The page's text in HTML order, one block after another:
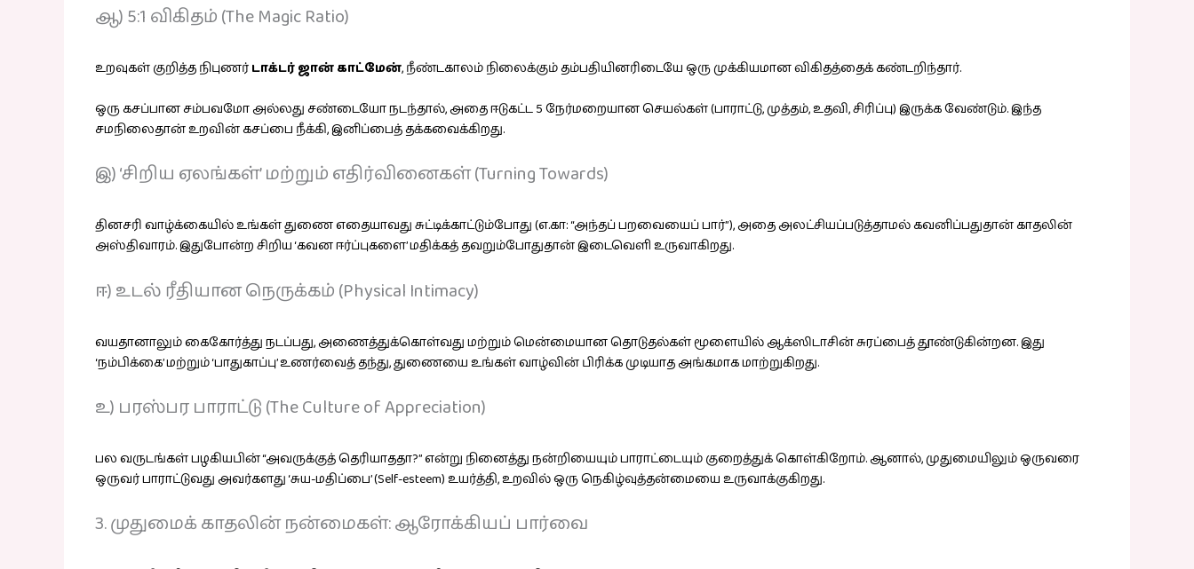
ஆ) 5:1 விகிதம் (The Magic Ratio)
உறவுகள் குறித்த நிபுணர்டாக்டர் ஜான் காட்மேன், நீண்டகாலம் நிலைக்கும் தம்பதியினரிடையே ஒரு முக்கியமான விகிதத்தைக் கண்டறிந்தார்.
ஒரு கசப்பான சம்பவமோ அல்லது சண்டையோ நடந்தால், அதை ஈடுகட்ட 5 நேர்மறையான செயல்கள் (பாராட்டு, முத்தம், உதவி, சிரிப்பு) இருக்க வேண்டும். இந்த
சமநிலைதான் உறவின் கசப்பை நீக்கி, இனிப்பைத் தக்கவைக்கிறது.
இ) ‘சிறிய ஏலங்கள்’ மற்றும் எதிர்வினைகள் (Turning Towards)
தினசரி வாழ்க்கையில் உங்கள் துணை எதையாவது சுட்டிக்காட்டும்போது (எ.கா: “அந்தப் பறவையைப் பார்”), அதை அலட்சியப்படுத்தாமல் கவனிப்பதுதான் காதலின்
அஸ்திவாரம். இதுபோன்ற சிறிய ‘கவன ஈர்ப்புகளை’ மதிக்கத் தவறும்போதுதான் இடைவெளி உருவாகிறது.
ஈ) உடல் ரீதியான நெருக்கம் (Physical Intimacy)
வயதானாலும் கைகோர்த்து நடப்பது, அணைத்துக்கொள்வது மற்றும் மென்மையான தொடுதல்கள் மூளையில் ஆக்ஸிடாசின் சுரப்பைத் தூண்டுகின்றன. இது
‘நம்பிக்கை’ மற்றும் ‘பாதுகாப்பு’ உணர்வைத் தந்து, துணையை உங்கள் வாழ்வின் பிரிக்க முடியாத அங்கமாக மாற்றுகிறது.
உ) பரஸ்பர பாராட்டு (The Culture of Appreciation)
பல வருடங்கள் பழகியபின் “அவருக்குத் தெரியாததா?” என்று நினைத்து நன்றியையும் பாராட்டையும் குறைத்துக் கொள்கிறோம். ஆனால், முதுமையிலும் ஒருவரை
ஒருவர் பாராட்டுவது அவர்களது ‘சுய-மதிப்பை’ (Self-esteem) உயர்த்தி, உறவில் ஒரு நெகிழ்வுத்தன்மையை உருவாக்குகிறது.
3. முதுமைக் காதலின் நன்மைகள்: ஆரோக்கியப் பார்வை